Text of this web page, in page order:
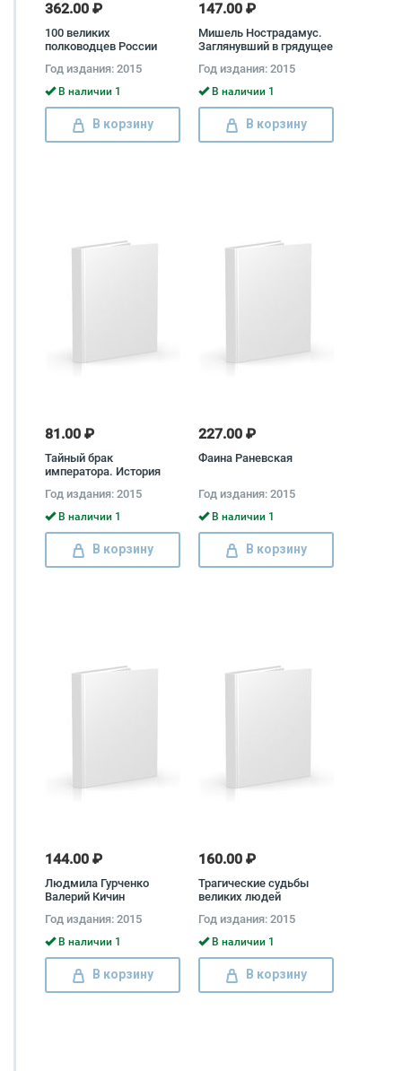
362.00 ₽
100 великих
полководцев России
Год издания: 2015
В наличии 1
В корзину
147.00 ₽
Мишель Нострадамус.
Заглянувший в грядущее
Год издания: 2015
В наличии 1
В корзину
81.00 ₽
Тайный брак
императора. История
Палеолог
Год издания: 2015
В наличии 1
В корзину
227.00 ₽
Фаина Раневская
Год издания: 2015
В наличии 1
В корзину
144.00 ₽
Людмила Гурченко
Валерий Кичин
Год издания: 2015
В наличии 1
В корзину
160.00 ₽
Трагические судьбы
великих людей
Год издания: 2015
В наличии 1
В корзину